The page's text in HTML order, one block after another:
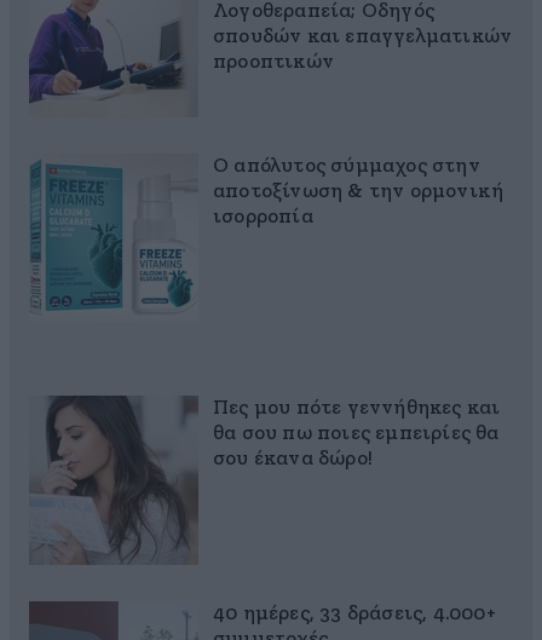
Λογοθεραπεία; Οδηγός
σπουδών και επαγγελματικών
προοπτικών
Ο απόλυτος σύμμαχος στην
αποτοξίνωση & την ορμονική
ισορροπία
Πες μου πότε γεννήθηκες και
θα σου πω ποιες εμπειρίες θα
σου έκανα δώρο!
40 ημέρες, 33 δράσεις, 4.000+